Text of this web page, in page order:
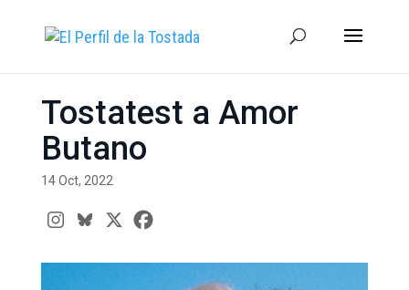
Tostatest a Amor
Butano
14 Oct, 2022